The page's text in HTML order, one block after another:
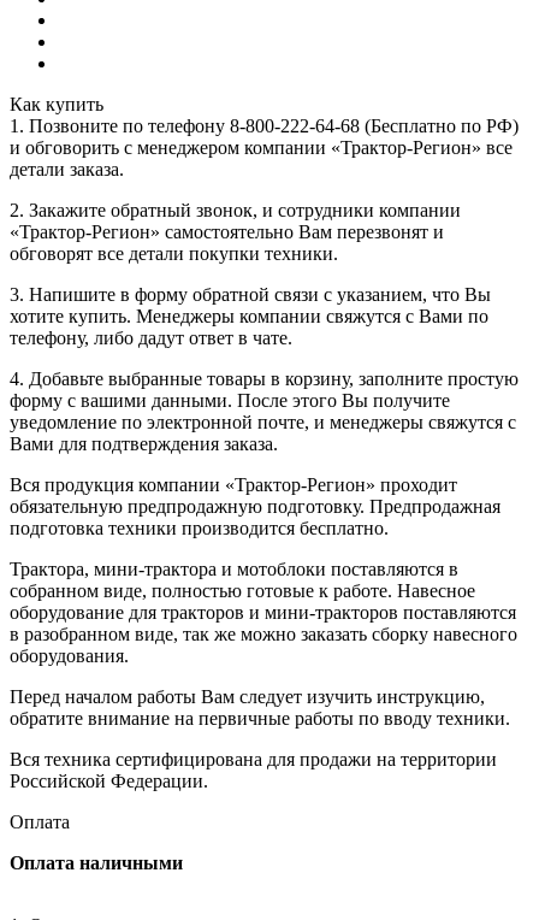
Как купить
1. Позвоните по телефону 8-800-222-64-68 (Бесплатно по РФ)
и обговорить с менеджером компании «Трактор-Регион» все
детали заказа.
2. Закажите обратный звонок, и сотрудники компании
«Трактор-Регион» самостоятельно Вам перезвонят и
обговорят все детали покупки техники.
3. Напишите в форму обратной связи с указанием, что Вы
хотите купить. Менеджеры компании свяжутся с Вами по
телефону, либо дадут ответ в чате.
4. Добавьте выбранные товары в корзину, заполните простую
форму с вашими данными. После этого Вы получите
уведомление по электронной почте, и менеджеры свяжутся с
Вами для подтверждения заказа.
Вся продукция компании «Трактор-Регион» проходит
обязательную предпродажную подготовку. Предпродажная
подготовка техники производится бесплатно.
Трактора, мини-трактора и мотоблоки поставляются в
собранном виде, полностью готовые к работе. Навесное
оборудование для тракторов и мини-тракторов поставляются
в разобранном виде, так же можно заказать сборку навесного
оборудования.
Перед началом работы Вам следует изучить инструкцию,
обратите внимание на первичные работы по вводу техники.
Вся техника сертифицирована для продажи на территории
Российской Федерации.
Оплата
Оплата наличными